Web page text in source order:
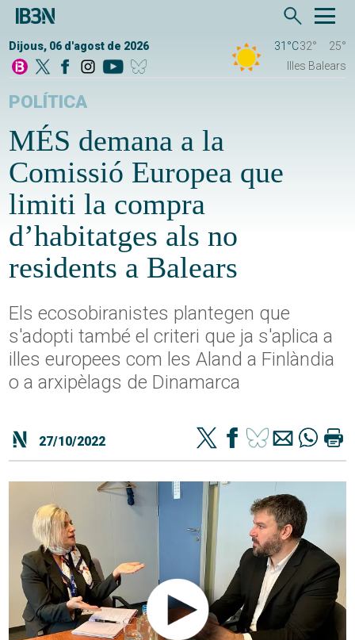
Dijous, 06 d'agost de 2026 31°C32°
25°
Illes Balears
POLÍTICA
MÉS demana a la
Comissió Europea que
limiti la compra
d’habitatges als no
residents a Balears
Els ecosobiranistes plantegen que
s'adopti també el criteri que ja s'aplica a
illes europees com les Aland a Finlàndia
o a arxipèlags de Dinamarca
27/10/2022